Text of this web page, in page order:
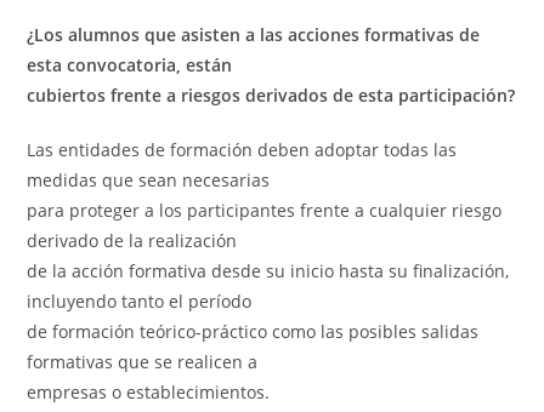
¿Los alumnos que asisten a las acciones formativas de
esta convocatoria, están
cubiertos frente a riesgos derivados de esta participación?
Las entidades de formación deben adoptar todas las
medidas que sean necesarias
para proteger a los participantes frente a cualquier riesgo
derivado de la realización
de la acción formativa desde su inicio hasta su finalización,
incluyendo tanto el período
de formación teórico-práctico como las posibles salidas
formativas que se realicen a
empresas o establecimientos.